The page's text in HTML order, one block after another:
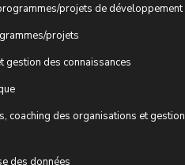
projets de développement
projets
gestion des connaissances
coaching des organisations et gestion
des données